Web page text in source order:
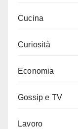
Cucina
Curiosità
Economia
Gossip e TV
Lavoro